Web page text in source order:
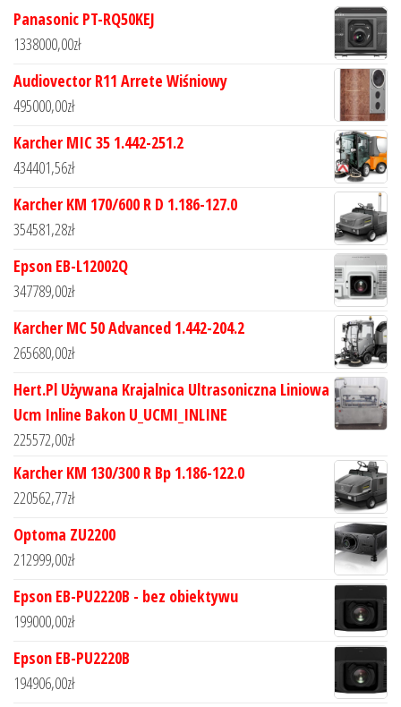
Panasonic PT-RQ50KEJ
1338000,00zł
Audiovector R11 Arrete Wiśniowy
495000,00zł
Karcher MIC 35 1.442-251.2
434401,56zł
Karcher KM 170/600 R D 1.186-127.0
354581,28zł
Epson EB-L12002Q
347789,00zł
Karcher MC 50 Advanced 1.442-204.2
265680,00zł
Hert.Pl Używana Krajalnica Ultrasoniczna Liniowa
Ucm Inline Bakon U_UCMI_INLINE
225572,00zł
Karcher KM 130/300 R Bp 1.186-122.0
220562,77zł
Optoma ZU2200
212999,00zł
Epson EB-PU2220B - bez obiektywu
199000,00zł
Epson EB-PU2220B
194906,00zł